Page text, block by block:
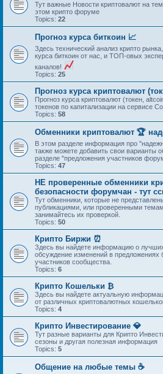
Тут важные Новости криптовалют на
этом крипто форуме
Topics: 22
Прогноз курса биткоин 📈
Здесь технический анализ крипто
курса биткоин от нас, и ТОП-овых
каналов!
Topics: 25
Прогноз курса криптовалют
Прогноз курса криптовалют (токен,
токенов по капитализации на сервисе
Topics: 58
Обменники криптовалют 🏆
В этом разделе информация про
также можете добавить свои варианты
разделе "предложения участников
Topics: 47
НЕ проверенные обменники
безопасности форумчан - тут
Тут обменники, которые не
публикациями, или проверенными
занимайтесь их проверкой.
Topics: 50
Крипто Биржи ⏰
Здесь вы найдете информацию о лучших
обсуждение изменений в предложениях
участников сообщества.
Topics: 6
Крипто Кошельки ₿
Здесь вы найдете актуальную
от различных криптовалютных
Topics: 4
Крипто Инвестирование 💎
Тут разные варианты для Крипто
сезоны и другая полезная информация
Topics: 5
Общение на любые темы ☕